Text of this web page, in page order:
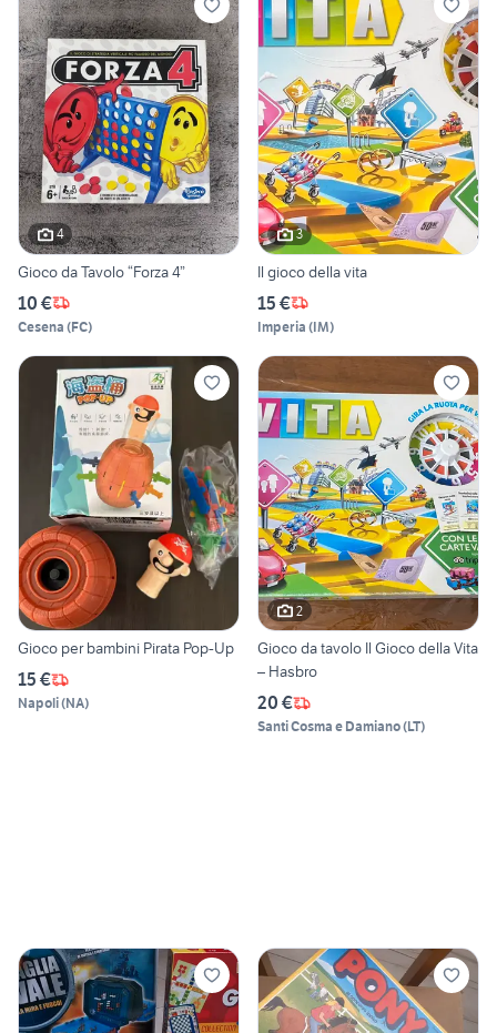
4
Gioco da Tavolo “Forza 4”
10 €
Cesena (FC)
3
Il gioco della vita
15 €
Imperia (IM)
Gioco per bambini Pirata Pop-Up
15 €
Napoli(NA)
2
Gioco da tavolo Il Gioco della Vita
– Hasbro
20 €
Santi Cosma e Damiano(LT)